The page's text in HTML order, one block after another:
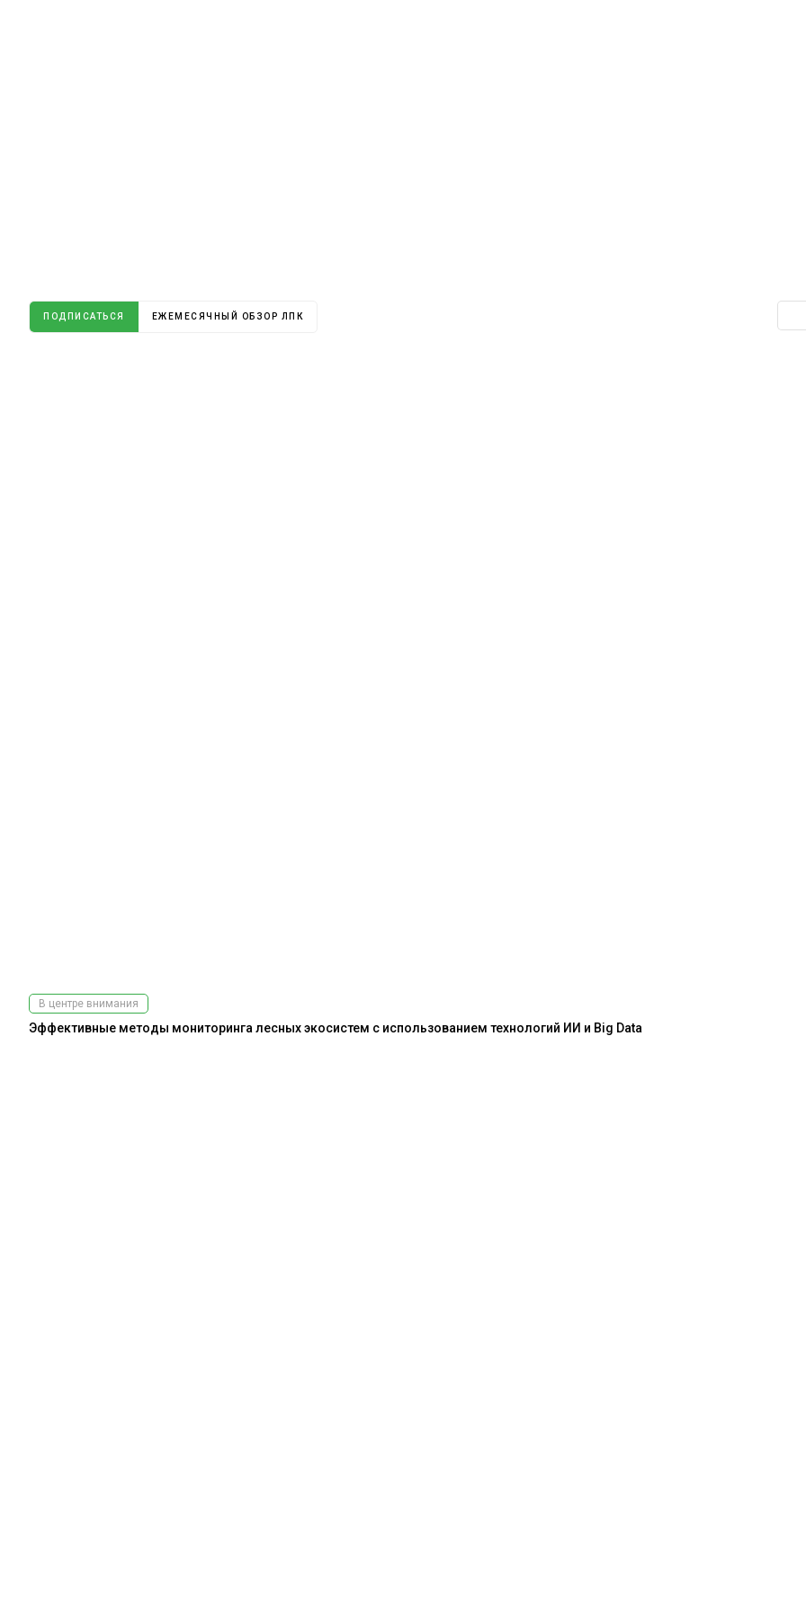
ПОДПИСАТЬСЯ ЕЖЕМЕСЯЧНЫЙ ОБЗОР ЛПК
В центре внимания
Эффективные методы мониторинга лесных экосистем с использованием технологий ИИ и Big Data